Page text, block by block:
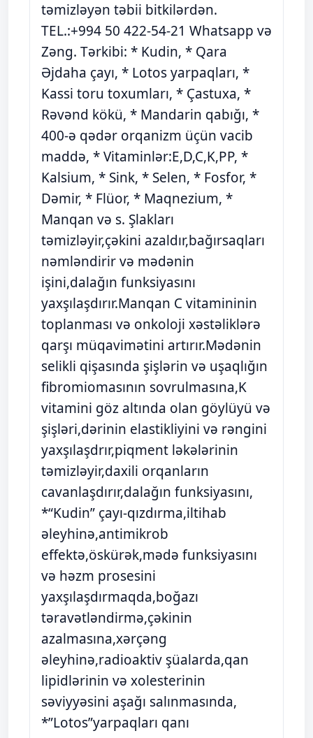
təmizləyən təbii bitkilərdən.
TEL.:+994 50 422-54-21 Whatsapp və
Zəng. Tərkibi: * Kudin, * Qara
Əjdaha çayı, * Lotos yarpaqları, *
Kassi toru toxumları, * Çastuxa, *
Rəvənd kökü, * Mandarin qabığı, *
400-ə qədər orqanizm üçün vacib
maddə, * Vitaminlər:E,D,C,K,PP, *
Kalsium, * Sink, * Selen, * Fosfor, *
Dəmir, * Flüor, * Maqnezium, *
Manqan və s. Şlakları
təmizləyir,çəkini azaldır,bağırsaqları
nəmləndirir və mədənin
işini,dalağın funksiyasını
yaxşılaşdırır.Manqan C vitamininin
toplanması və onkoloji xəstəliklərə
qarşı müqavimətini artırır.Mədənin
selikli qişasında şişlərin və uşaqlığın
fibromiomasının sovrulmasına,K
vitamini göz altında olan göylüyü və
şişləri,dərinin elastikliyini və rəngini
yaxşılaşdrır,piqment ləkələrinin
təmizləyir,daxili orqanların
cavanlaşdırır,dalağın funksiyasını,
*“Kudin” çayı-qızdırma,iltihab
əleyhinə,antimikrob
effektə,öskürək,mədə funksiyasını
və həzm prosesini
yaxşılaşdırmaqda,boğazı
təravətləndirmə,çəkinin
azalmasına,xərçəng
əleyhinə,radioaktiv şüalarda,qan
lipidlərinin və xolesterinin
səviyyəsini aşağı salınmasında,
*”Lotos”yarpaqları qanı